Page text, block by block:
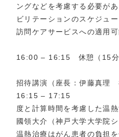
ングなどを考慮する必要が
ビリテーションのスケジュ
訪問ケアサービスへの適用
16:00 – 16:15 休憩（15分
招待講演（座長：伊藤真理
16:15 – 17:15
度と計算時間を考慮した温
國領大介（神戸大学大学院
温熱治療はがん患者の負担